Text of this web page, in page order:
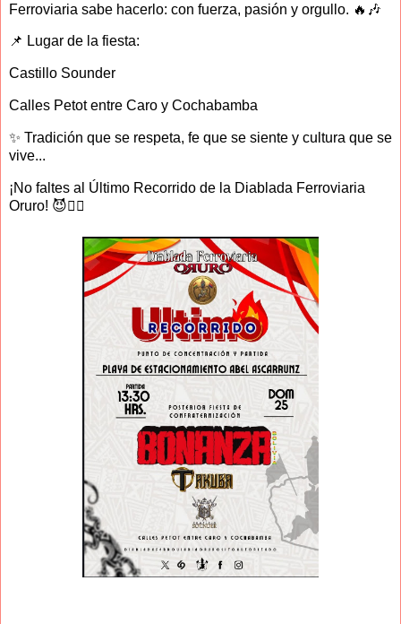
Ferroviaria sabe hacerlo: con fuerza, pasión y orgullo. 🔥🎶
📌 Lugar de la fiesta:
Castillo Sounder
Calles Petot entre Caro y Cochabamba
✨ Tradición que se respeta, fe que se siente y cultura que se
vive...
¡No faltes al Último Recorrido de la Diablada Ferroviaria
Oruro! 😈❤️‍🔥